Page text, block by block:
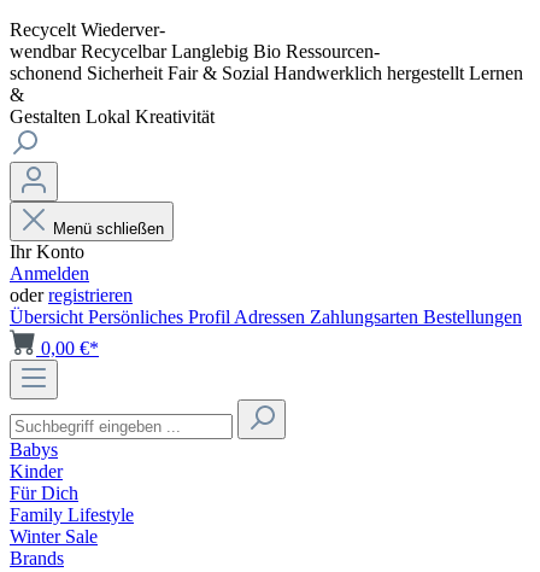
Recycelt Wiederver-
wendbar Recycelbar Langlebig Bio Ressourcen-
schonend Sicherheit Fair & Sozial Handwerklich hergestellt Lernen
&
Gestalten Lokal Kreativität
Menü schließen
Ihr Konto
Anmelden
oderregistrieren
Übersicht Persönliches Profil Adressen Zahlungsarten Bestellungen
0,00 €*
Babys
Kinder
Für Dich
Family Lifestyle
Winter Sale
Brands